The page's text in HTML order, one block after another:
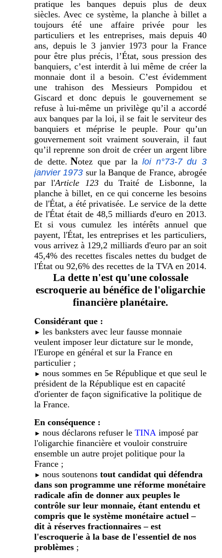
pratique les banques depuis plus de deux
siècles. Avec ce système, la planche à billet a
toujours été une affaire privée pour les
particuliers et les entreprises, mais depuis 40
ans, depuis le 3 janvier 1973 pour la France
pour être plus précis, l’État, sous pression des
banquiers, c’est interdit à lui même de créer la
monnaie dont il a besoin. C’est évidemment
une trahison des Messieurs Pompidou et
Giscard et donc depuis le gouvernement se
refuse à lui-même un privilège qu’il a accordé
aux banques par la loi, il se fait le serviteur des
banquiers et méprise le peuple. Pour qu’un
gouvernement soit vraiment souverain, il faut
qu’il reprenne son droit de créer un argent libre
de dette. Notez que par laloi n°73-7 du 3
janvier 1973 sur la Banque de France, abrogée
par l'Article 123du Traité de Lisbonne, la
planche à billet, en ce qui concerne les besoins
de l'État, a été privatisée. Le service de la dette
de l'État était de 48,5 milliards d'euro en 2013.
Et si vous cumulez les intérêts annuel que
payent, l'État, les entreprises et les particuliers,
vous arrivez à 129,2 milliards d'euro par an soit
45,4% des recettes fiscales nettes du budget de
l'État ou 92,6% des recettes de la TVA en 2014.
La dette n'est qu'une colossale
escroquerie au bénéfice de l'oligarchie
financière planétaire.
Considérant que :
► les banksters avec leur fausse monnaie
veulent imposer leur dictature sur le monde,
l'Europe en général et sur la France en
particulier ;
► nous sommes en 5e République et que seul le
président de la République est en capacité
d'orienter de façon significative la politique de
la France.
En conséquence :
► nous déclarons refuser le TINA imposé par
l'oligarchie financière et vouloir construire
ensemble un autre projet politique pour la
France ;
► nous soutenons tout candidat qui défendra
dans son programme une réforme monétaire
radicale afin de donner aux peuples le
contrôle sur leur monnaie, étant entendu et
compris que le système monétaire actuel –
dit à réserves fractionnaires – est
l'escroquerie à la base de l'essentiel de nos
problèmes ;